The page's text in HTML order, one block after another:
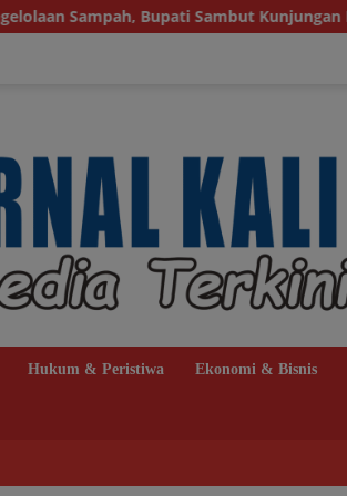
Sambut Kunjungan Istri Menteri LH
Hukum & Peristiwa Ekonomi & Bisnis